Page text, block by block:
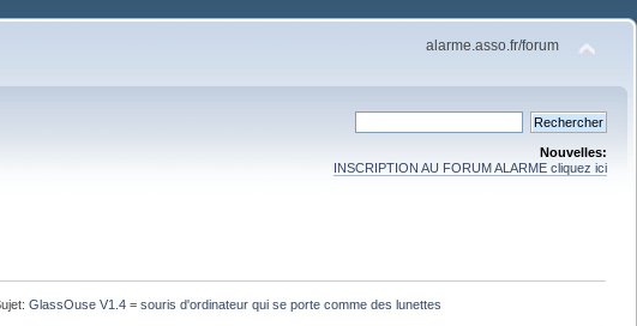
alarme.asso.fr/forum
Nouvelles:
INSCRIPTION AU FORUM ALARME cliquez ici
GlassOuse V1.4 = souris d'ordinateur qui se porte comme des lunettes